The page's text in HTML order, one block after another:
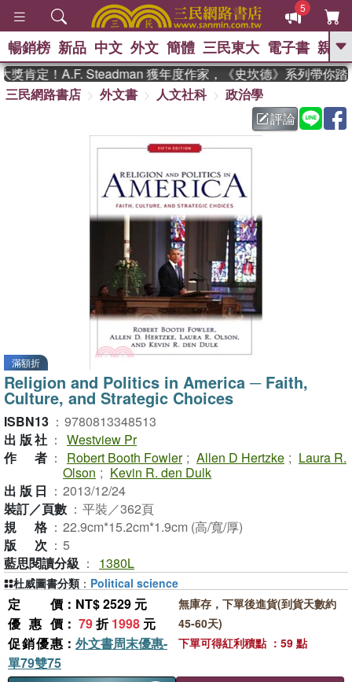
5
GO
熱搜： 東野圭吾 、 高希均教授回憶錄
父親節 、 如果歷
暑期推薦 、 國際布克
獎 臺灣漫遊錄 、 方念華
偉大的迷走神經
暢銷榜 新品 中文 外文 簡體 三民東大 電子書 親子
肯定！A.F. Steadman 獲年度作家，《史坎德》系列帶你踏
三民網路書店
外文書 人文社科
政治學
評論
滿額折
Religion and Politics in America ─ Faith,
Culture, and Strategic Choices
ISBN13 ： 9780813348513
出版社 ： Westview Pr
作者 ： Robert Booth Fowler ; Allen D Hertzke ; Laura R.
Olson ; Kevin R. den Dulk
出版日 ： 2013/12/24
裝訂／頁數 ： 平裝／362頁
規格 ： 22.9cm*15.2cm*1.9cm (高/寬/厚)
版次 ： 5
藍思閱讀分級 ： 1380L
定價 ：NT$ 2529 元
優惠價 ： 79折1998 元
促銷優惠 ： 外文書周末優惠-
單79雙75
無庫存，下單後進貨(到貨天數約
45-60天)
下單可得紅利積點 ：59 點
杜威圖書分類 ： Political science